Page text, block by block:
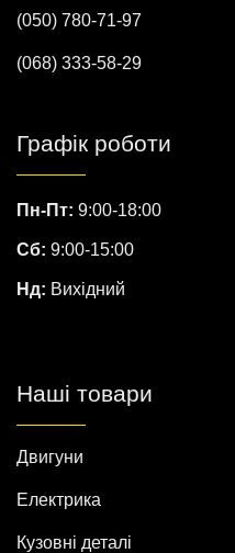
(050) 780-71-97
(068) 333-58-29
Графік роботи
Пн-Пт: 9:00-18:00
Сб: 9:00-15:00
Нд: Вихідний
Наші товари
Двигуни
Електрика
Кузовні деталі